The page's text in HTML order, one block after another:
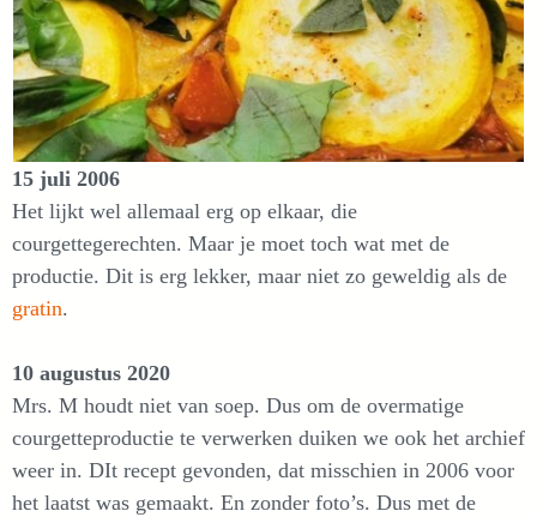
15 juli 2006
Het lijkt wel allemaal erg op elkaar, die
courgettegerechten. Maar je moet toch wat met de
productie. Dit is erg lekker, maar niet zo geweldig als de
gratin.
10 augustus 2020
Mrs. M houdt niet van soep. Dus om de overmatige
courgetteproductie te verwerken duiken we ook het archief
weer in. DIt recept gevonden, dat misschien in 2006 voor
het laatst was gemaakt. En zonder foto’s. Dus met de